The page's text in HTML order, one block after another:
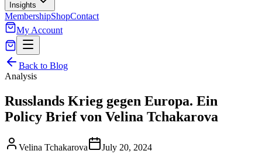
Insights
MembershipShopContact
My Account
Back to Blog
Analysis
Russlands Krieg gegen Europa. Ein
Policy Brief von Velina Tchakarova
Velina Tchakarova
July 20, 2024